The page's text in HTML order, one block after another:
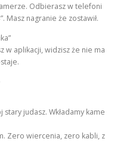
Odbierasz w telefoni
Masz nagranie że zostawił.
w aplikacji, widzisz że nie ma
judasz. Wkładamy kame
Zero wiercenia, zero kabli, z